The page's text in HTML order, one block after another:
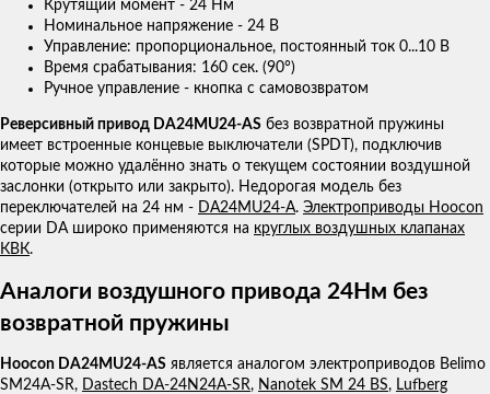
Крутящий момент - 24 Нм
Номинальное напряжение - 24 В
Управление: пропорциональное, постоянный ток 0...10 В
Время срабатывания: 160 сек. (90°)
Ручное управление - кнопка с самовозвратом
Реверсивный привод DA24MU24-AS без возвратной пружины
имеет встроенные концевые выключатели (SPDT), подключив
которые можно удалённо знать о текущем состоянии воздушной
заслонки (открыто или закрыто). Недорогая модель без
переключателей на 24 нм - DA24MU24-A. Электроприводы Hoocon
серии DA широко применяются на круглых воздушных клапанах
КВК.
Аналоги воздушного привода 24Нм без
возвратной пружины
Hoocon DA24MU24-AS является аналогом электроприводов Belimo
SM24A-SR, Dastech DA-24N24A-SR, Nanotek SM 24 BS, Lufberg